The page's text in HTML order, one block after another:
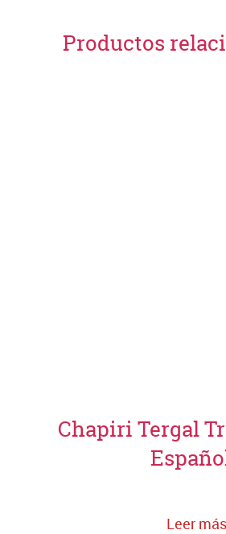
Productos
Chapiri Tergal
Leer más